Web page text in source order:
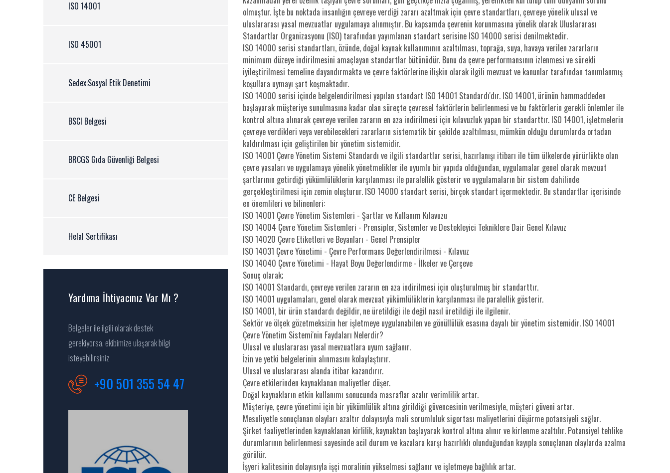
ISO 14001
ISO 45001
Sedex:Sosyal Etik Denetimi
BSCI Belgesi
BRCGS Gıda Güvenliği Belgesi
CE Belgesi
Helal Sertifikası
Yardıma İhtiyacınız Var Mı ?
Belgeler ile ilgili olarak destek
gerekiyorsa, ekibimize ulaşarak bilgi
isteyebilirsiniz
+90 501 355 54 47
olmuştur. İşte bu noktada insanlığın çevreye verdiği zararı azaltmak için çevre standartları, çevreye yönelik ulusal ve
uluslararası yasal mevzuatlar uygulamaya alınmıştır. Bu kapsamda çevrenin korunmasına yönelik olarak Uluslararası
Standartlar Organizasyonu (ISO) tarafından yayımlanan standart serisine ISO 14000 serisi denilmektedir.
ISO 14000 serisi standartları, özünde, doğal kaynak kullanımının azaltılması, toprağa, suya, havaya verilen zararların
minimum düzeye indirilmesini amaçlayan standartlar bütünüdür. Bunu da çevre performansının izlenmesi ve sürekli
iyileştirilmesi temeline dayandırmakta ve çevre faktörlerine ilişkin olarak ilgili mevzuat ve kanunlar tarafından tanımlanmış
koşullara uymayı şart koşmaktadır.
ISO 14000 serisi içinde belgelendirilmesi yapılan standart ISO 14001 Standardı'dır. ISO 14001, ürünün hammaddeden
başlayarak müşteriye sunulmasına kadar olan süreçte çevresel faktörlerin belirlenmesi ve bu faktörlerin gerekli önlemler ile
kontrol altına alınarak çevreye verilen zararın en aza indirilmesi için kılavuzluk yapan bir standarttır. ISO 14001, işletmelerin
çevreye verdikleri veya verebilecekleri zararların sistematik bir şekilde azaltılması, mümkün olduğu durumlarda ortadan
kaldırılması için geliştirilen bir yönetim sistemidir.
ISO 14001 Çevre Yönetim Sistemi Standardı ve ilgili standartlar serisi, hazırlanışı itibarı ile tüm ülkelerde yürürlükte olan
çevre yasaları ve uygulamaya yönelik yönetmelikler ile uyumlu bir yapıda olduğundan, uygulamalar genel olarak mevzuat
şartlarının getirdiği yükümlülüklerin karşılanması ile paralellik gösterir ve uygulamaların bir sistem dahilinde
gerçekleştirilmesi için zemin oluşturur. ISO 14000 standart serisi, birçok standart içermektedir. Bu standartlar içerisinde
en önemlileri ve bilinenleri:
ISO 14001 Çevre Yönetim Sistemleri - Şartlar ve Kullanım Kılavuzu
ISO 14004 Çevre Yönetim Sistemleri - Prensipler, Sistemler ve Destekleyici Tekniklere Dair Genel Kılavuz
ISO 14020 Çevre Etiketleri ve Beyanları - Genel Prensipler
ISO 14031 Çevre Yönetimi - Çevre Performans Değerlendirilmesi - Kılavuz
ISO 14040 Çevre Yönetimi - Hayat Boyu Değerlendirme - İlkeler ve Çerçeve
Sonuç olarak;
ISO 14001 Standardı, çevreye verilen zararın en aza indirilmesi için oluşturulmuş bir standarttır.
ISO 14001 uygulamaları, genel olarak mevzuat yükümlülüklerin karşılanması ile paralellik gösterir.
ISO 14001, bir ürün standardı değildir, ne üretildiği ile değil nasıl üretildiği ile ilgilenir.
Sektör ve ölçek gözetmeksizin her işletmeye uygulanabilen ve gönüllülük esasına dayalı bir yönetim sistemidir. ISO 14001
Çevre Yönetim Sistemi'nin Faydaları Nelerdir?
Ulusal ve uluslararası yasal mevzuatlara uyum sağlanır.
İzin ve yetki belgelerinin alınmasını kolaylaştırır.
Ulusal ve uluslararası alanda itibar kazandırır.
Çevre etkilerinden kaynaklanan maliyetler düşer.
Doğal kaynakların etkin kullanımı sonucunda masraflar azalır verimlilik artar.
Müşteriye, çevre yönetimi için bir yükümlülük altına girildiği güvencesinin verilmesiyle, müşteri güveni artar.
Mesuliyetle sonuçlanan olayları azaltır dolayısıyla mali sorumluluk sigortası maliyetlerini düşürme potansiyeli sağlar.
Şirket faaliyetlerinden kaynaklanan kirlilik, kaynaktan başlayarak kontrol altına alınır ve kirlenme azaltılır. Potansiyel tehlike
durumlarının belirlenmesi sayesinde acil durum ve kazalara karşı hazırlıklı olunduğundan kayıpla sonuçlanan olaylarda azalma
görülür.
İşyeri kalitesinin dolayısıyla işçi moralinin yükselmesi sağlanır ve işletmeye bağlılık artar.